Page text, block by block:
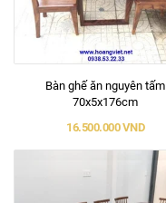
Bàn ghế ăn nguyên tấm
70x5x176cm
16.500.000 VND